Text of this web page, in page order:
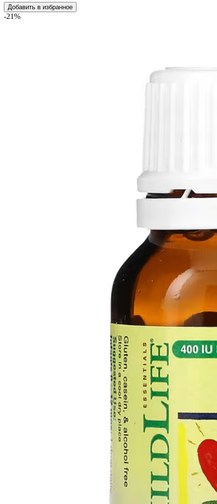
Добавить в избранное
-21%